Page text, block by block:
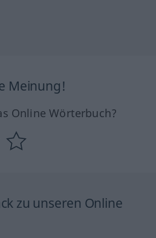
Meinung!
Online Wörterbuch?
zu unseren Online